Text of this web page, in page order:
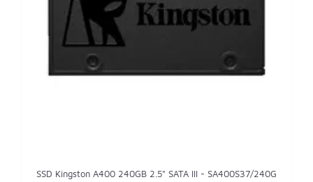
SSD Kingston A400 240GB 2.5" SATA III - SA400S37/240G